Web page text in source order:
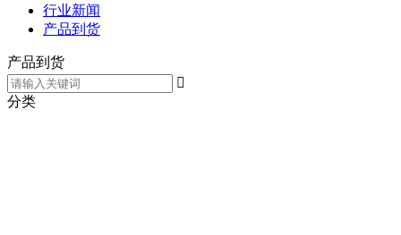
行业新闻
产品到货
产品到货
分类